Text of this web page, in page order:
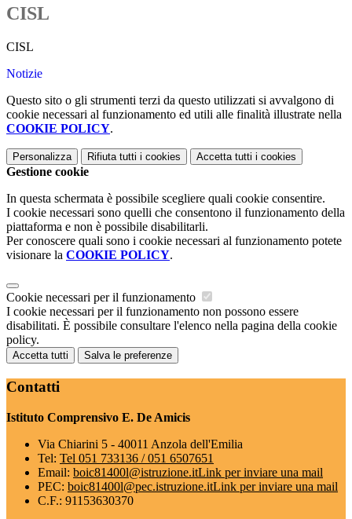
CISL
CISL
Notizie
Questo sito o gli strumenti terzi da questo utilizzati si avvalgono di
cookie necessari al funzionamento ed utili alle finalità illustrate nella
COOKIE POLICY.
Personalizza Rifiuta tutti i cookies Accetta tutti i cookies
Gestione cookie
In questa schermata è possibile scegliere quali cookie consentire.
I cookie necessari sono quelli che consentono il funzionamento della
piattaforma e non è possibile disabilitarli.
Per conoscere quali sono i cookie necessari al funzionamento potete
visionare la COOKIE POLICY.
Cookie necessari per il funzionamento
I cookie necessari per il funzionamento non possono essere
disabilitati. È possibile consultare l'elenco nella pagina della cookie
policy.
Accetta tutti Salva le preferenze
Contatti
Istituto Comprensivo E. De Amicis
Via Chiarini 5 - 40011 Anzola dell'Emilia
Tel: Tel 051 733136 / 051 6507651
Email: boic81400l@istruzione.itLink per inviare una mail
PEC: boic81400l@pec.istruzione.itLink per inviare una mail
C.F.: 91153630370